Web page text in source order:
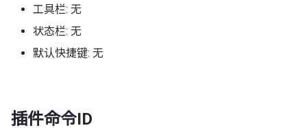
工具栏: 无
状态栏: 无
默认快捷键: 无
插件命令ID